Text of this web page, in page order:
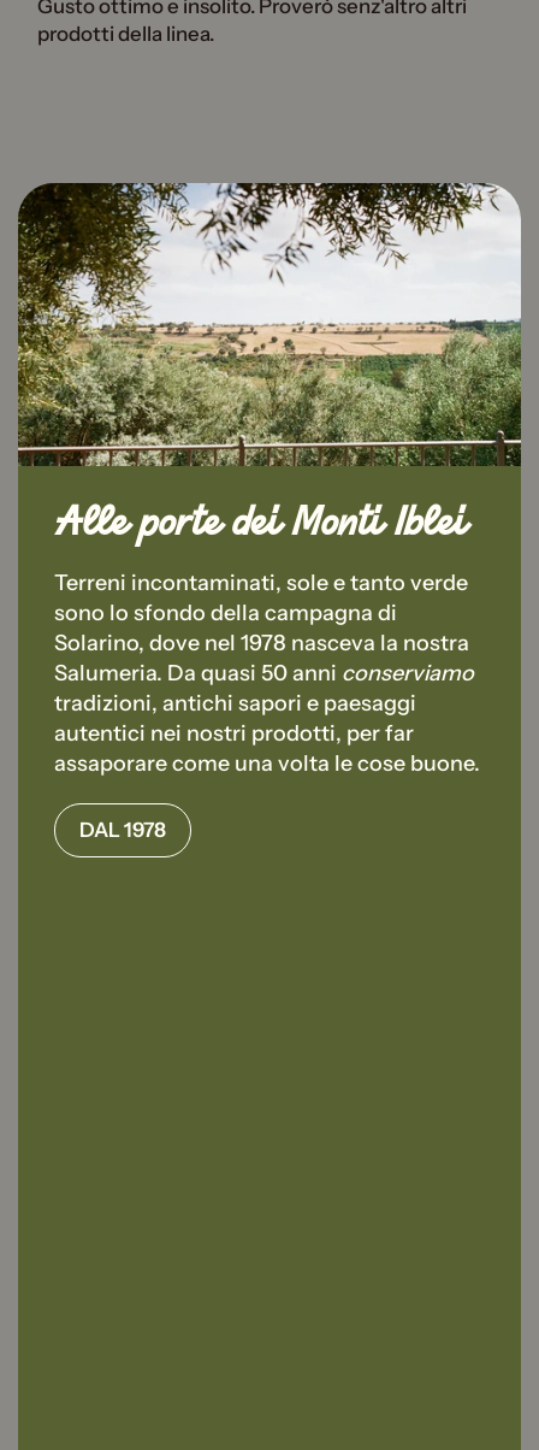
Gusto ottimo e insolito. Proverò senz'altro altri
prodotti della linea.
Alle porte dei Monti Iblei
Terreni incontaminati, sole e tanto verde
sono lo sfondo della campagna di
Solarino, dove nel 1978 nasceva la nostra
Salumeria. Da quasi 50 anni conserviamo
tradizioni, antichi sapori e paesaggi
autentici nei nostri prodotti, per far
assaporare come una volta le cose buone.
DAL 1978